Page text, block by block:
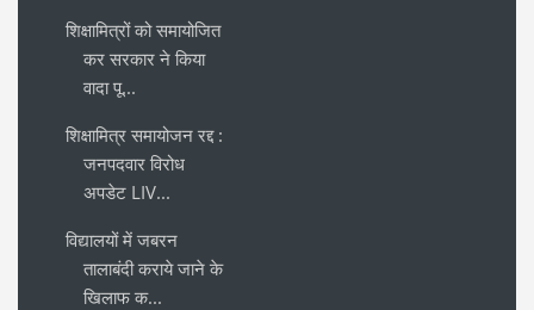
शिक्षामित्रों को समायोजित
कर सरकार ने किया
वादा पू...
शिक्षामित्र समायोजन रद्द :
जनपदवार विरोध
अपडेट LIV...
विद्यालयों में जबरन
तालाबंदी कराये जाने के
खिलाफ क...